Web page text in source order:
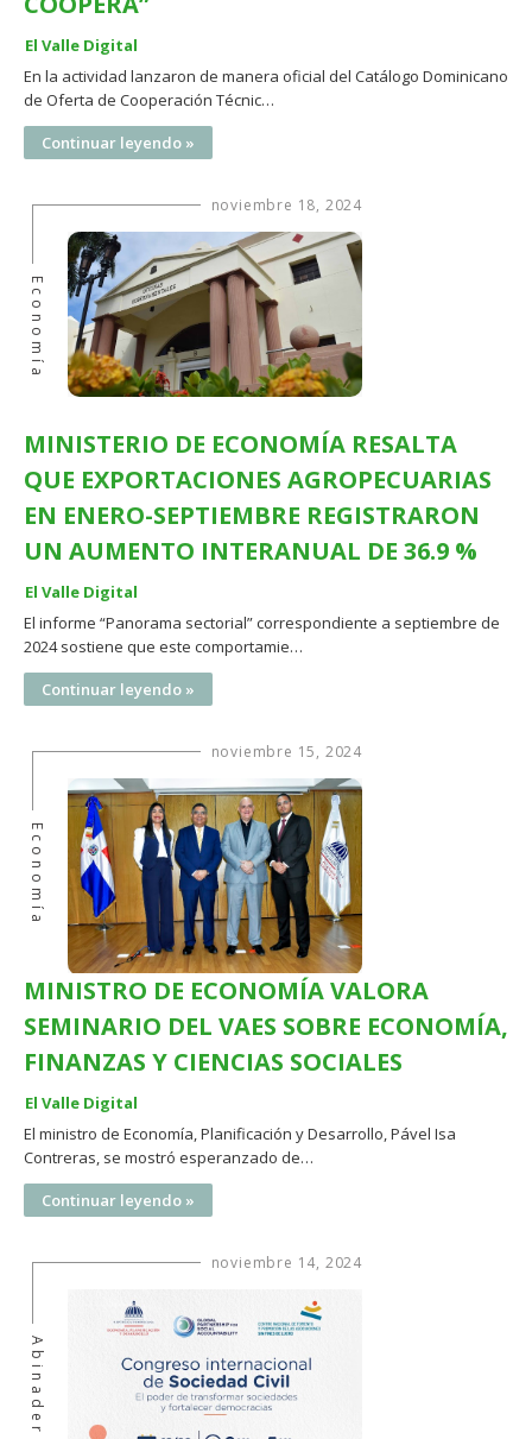
El Valle Digital
En la actividad lanzaron de manera oficial del Catálogo Dominicano
de Oferta de Cooperación Técnic…
Continuar leyendo »
noviembre 18, 2024
Economía
MINISTERIO DE ECONOMÍA RESALTA
QUE EXPORTACIONES AGROPECUARIAS
EN ENERO-SEPTIEMBRE REGISTRARON
UN AUMENTO INTERANUAL DE 36.9 %
El Valle Digital
El informe “Panorama sectorial” correspondiente a septiembre de
2024 sostiene que este comportamie…
Continuar leyendo »
noviembre 15, 2024
Economía
MINISTRO DE ECONOMÍA VALORA
SEMINARIO DEL VAES SOBRE ECONOMÍA,
FINANZAS Y CIENCIAS SOCIALES
El Valle Digital
El ministro de Economía, Planificación y Desarrollo, Pável Isa
Contreras, se mostró esperanzado de…
Continuar leyendo »
noviembre 14, 2024
Abinader